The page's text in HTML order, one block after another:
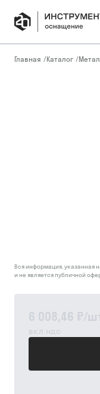
Главная /Каталог /
6 008,46 ₽/
вкл ндс
Вся информация, указанная
и не является публичной